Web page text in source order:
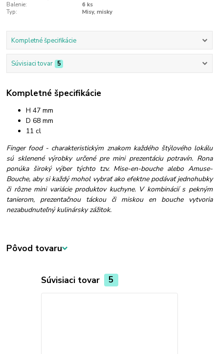
Balenie:
6 ks
Typ:
Misy, misky
Kompletné špecifikácie
Súvisiaci tovar 5
Kompletné špecifikácie
H 47 mm
D 68 mm
11 cl
Finger food - charakteristickým znakom každého štýlového lokálu
sú sklenené výrobky určené pre mini prezentáciu potravín. Rona
ponúka široký výber týchto tzv. Mise-en-bouche alebo Amuse-
Bouche, aby si každý mohol vybrať ako efektne podávať jednohubky
či rôzne mini variácie produktov kuchyne. V kombinácií s pekným
tanierom, prezentačnou táckou či miskou en bouche vytvoria
nezabudnuteľný kulinársky zážitok.
Pôvod tovaru
Súvisiaci tovar 5